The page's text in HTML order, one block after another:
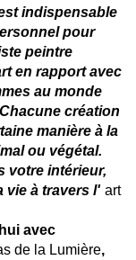
indispensable
pour
peintre
en rapport avec
au monde
création
manière à la
ou végétal.
votre intérieur,
vie à travers l' art
avec
de la Lumière,